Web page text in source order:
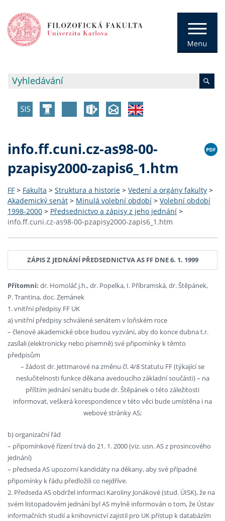
info.ff.cuni.cz-as98-00-
pzapisy2000-zapis6_1.htm
FF > Fakulta > Struktura a historie > Vedení a orgány fakulty >
Akademický senát > Minulá volební období > Volební období
1998-2000 > Předsednictvo a zápisy z jeho jednání >
info.ff.cuni.cz-as98-00-pzapisy2000-zapis6_1.htm
ZÁPIS Z JEDNÁNÍ PŘEDSEDNICTVA AS FF DNE 6. 1. 1999
Přítomni: dr. Homoláč j.h., dr. Popelka, I. Příbramská, dr. Štěpánek,
P. Trantina, doc. Zemánek
1. vnitřní předpisy FF UK
a) vnitřní předpisy schválené senátem v loňském roce
– členové akademické obce budou vyzváni, aby do konce dubna t.r.
zasílali (elektronicky nebo písemně) své připomínky k těmto
předpisům
– žádost dr. Jettmarové na změnu čl. 4/8 Statutu FF (týkající se
neslučitelnosti funkce děkana avedoucího základní součásti) – na
příštím jednání senátu bude dr. Štěpánek o této záležitosti
informovat, veškerá korespondence v této věci bude umístěna i na
webové stránky AS;
b) organizační řád
– připomínkové řízení trvá do 21. 1. 2000 (viz. usn. AS z prosincového
jednání)
– předseda AS upozorní kandidáty na děkany, aby své případné
připomínky k řádu předložili co nejdříve.
2. Předseda AS obdržel informaci Karoliny Jonákové (stud. ÚISK), že na
svém listopadovém jednání byl AS mylně informován o tom, že Ústav
informačních studií a knihovnictví zajistil pro UK přístup k databázím